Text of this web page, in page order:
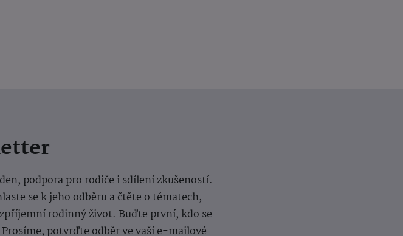
podpora pro rodiče i sdílení zkušeností.
se k jeho odběru a čtěte o tématech,
rodinný život. Buďte první, kdo se
potvrďte odběr ve vaší e-mailové